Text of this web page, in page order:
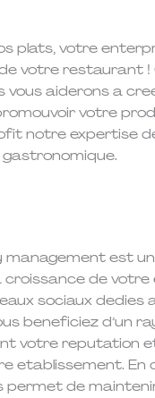
plats, votre
votre restaurant !
vous aiderons a
votre
notre expertise
management est
croissance de votre
sociaux dedies
beneficiez d’un
votre reputation
etablissement.
permet de